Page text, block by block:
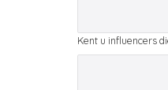
Kent u influencers